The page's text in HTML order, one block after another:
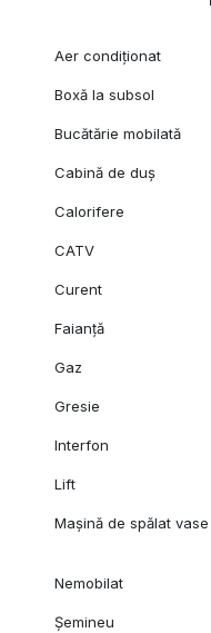
Aer condiționat
Boxă la subsol
Bucătărie mobilată
Cabină de duș
Calorifere
CATV
Curent
Faianță
Gaz
Gresie
Interfon
Lift
Mașină de spălat vase
Nemobilat
Șemineu